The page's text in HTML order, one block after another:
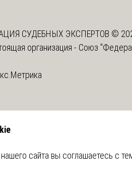
СУДЕБНЫХ ЭКСПЕРТОВ ©
организация - Союз
сайта вы соглашаетесь с